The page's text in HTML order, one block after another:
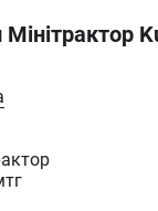
Мінітрактор